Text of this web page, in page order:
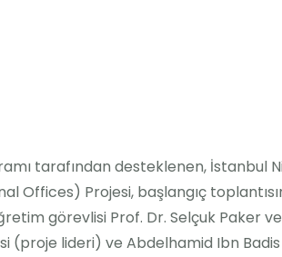
tarafından desteklenen, İstanbul
Projesi, başlangıç
görevlisi Prof. Dr. Selçuk Paker ve
(proje lideri) ve Abdelhamid Ibn